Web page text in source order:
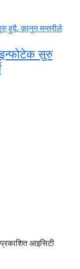
इन्फाेटेक सुरु
प्रकाशित आइसिटी